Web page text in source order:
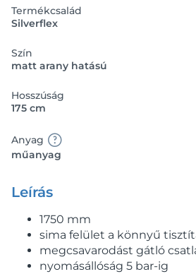
Termékcsalád
Silverflex
Szín
matt arany hatású
Hosszúság
175 cm
Anyag
műanyag
Leírás
1750 mm
sima felület a könnyű
megcsavarodást gátló
nyomásállóság 5 bar-ig